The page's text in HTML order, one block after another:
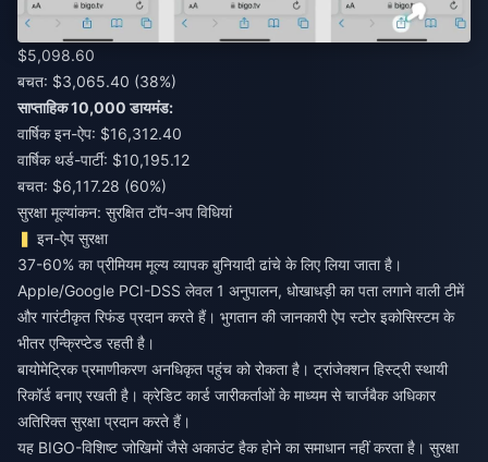
$5,098.60
बचत: $3,065.40 (38%)
साप्ताहिक 10,000 डायमंड:
वार्षिक इन-ऐप: $16,312.40
वार्षिक थर्ड-पार्टी: $10,195.12
बचत: $6,117.28 (60%)
सुरक्षा मूल्यांकन: सुरक्षित टॉप-अप विधियां
इन-ऐप सुरक्षा
37-60% का प्रीमियम मूल्य व्यापक बुनियादी ढांचे के लिए लिया जाता है।
Apple/Google PCI-DSS लेवल 1 अनुपालन, धोखाधड़ी का पता लगाने वाली टीमें
और गारंटीकृत रिफंड प्रदान करते हैं। भुगतान की जानकारी ऐप स्टोर इकोसिस्टम के
भीतर एन्क्रिप्टेड रहती है।
बायोमेट्रिक प्रमाणीकरण अनधिकृत पहुंच को रोकता है। ट्रांजेक्शन हिस्ट्री स्थायी
रिकॉर्ड बनाए रखती है। क्रेडिट कार्ड जारीकर्ताओं के माध्यम से चार्जबैक अधिकार
अतिरिक्त सुरक्षा प्रदान करते हैं।
यह BIGO-विशिष्ट जोखिमों जैसे अकाउंट हैक होने का समाधान नहीं करता है। सुरक्षा